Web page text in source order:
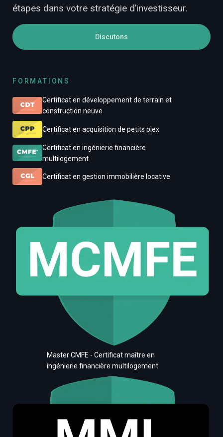
étapes dans votre stratégie d’investisseur.
Discutons
FORMATIONS
Certificat en développement de terrain et
construction neuve
Certificat en acquisition de petits plex
Certificat en ingénierie financière
multilogement
Certificat en gestion immobilière locative
Master CMFE - Certificat maître en
ingénierie financière multilogement